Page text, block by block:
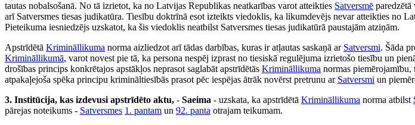
tautas nobalsošanā. No tā izrietot, ka no Latvijas Republikas neatkarības varot atteikties Satversmē paredzētā
arī Satversmes tiesas judikatūra. Tiesību doktrīnā esot izteikts viedoklis, ka likumdevējs nevar atteikties no
Pieteikuma iesniedzējs uzskatot, ka šis viedoklis neatbilst Satversmes tiesas judikatūrā paustajām atziņām.
Apstrīdētā Krimināllikuma norma aizliedzot arī tādas darbības, kuras ir atļautas saskaņā ar Satversmi. Šāda
Krimināllikumā, varot novest pie tā, ka persona nespēj izprast no tiesiskā regulējuma izrietošo tiesību un
drošības princips konkrētajos apstākļos neprasot saglabāt apstrīdētās Krimināllikuma normas piemērojamību,
atpakaļejoša spēka principu krimināltiesībās prasot pēc iespējas ātrāk novērst pretrunu ar Satversmi un
3. Institūcija, kas izdevusi apstrīdēto aktu, - Saeima - uzskata, ka apstrīdētā Krimināllikuma norma atbilst
pārejas noteikums - Satversmes 1. pantam un 92. panta otrajam teikumam.